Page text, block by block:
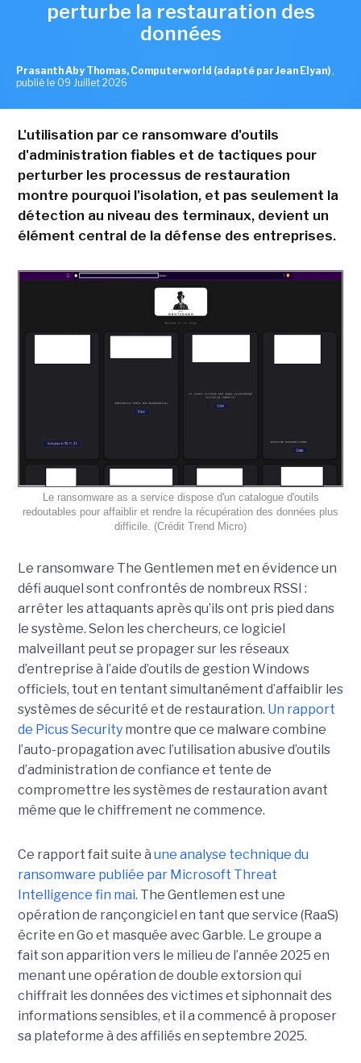
perturbe la restauration des
données
Prasanth Aby Thomas, Computerworld (adapté par Jean Elyan) ,
publié le 09 Juillet 2026
L'utilisation par ce ransomware d'outils
d'administration fiables et de tactiques pour
perturber les processus de restauration
montre pourquoi l'isolation, et pas seulement la
détection au niveau des terminaux, devient un
élément central de la défense des entreprises.
Le ransomware as a service dispose d'un catalogue d'outils
redoutables pour affaiblir et rendre la récupération des données plus
difficile. (Crédit Trend Micro)
Le ransomware The Gentlemen met en évidence un
défi auquel sont confrontés de nombreux RSSI :
arrêter les attaquants après qu’ils ont pris pied dans
le système. Selon les chercheurs, ce logiciel
malveillant peut se propager sur les réseaux
d’entreprise à l’aide d’outils de gestion Windows
officiels, tout en tentant simultanément d’affaiblir les
systèmes de sécurité et de restauration. Un rapport
de Picus Securitymontre que ce malware combine
l’auto-propagation avec l’utilisation abusive d’outils
d’administration de confiance et tente de
compromettre les systèmes de restauration avant
même que le chiffrement ne commence.
Ce rapport fait suite à une analyse technique du
ransomware publiée par Microsoft Threat
Intelligence fin mai. The Gentlemen est une
opération de rançongiciel en tant que service (RaaS)
écrite en Go et masquée avec Garble. Le groupe a
fait son apparition vers le milieu de l’année 2025 en
menant une opération de double extorsion qui
chiffrait les données des victimes et siphonnait des
informations sensibles, et il a commencé à proposer
sa plateforme à des affiliés en septembre 2025.